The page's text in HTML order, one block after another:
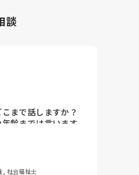
談
まで話しますか？
齢までは言います
ん。
は仕事も休むしかあ
, 社会福祉士